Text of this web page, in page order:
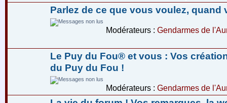
Parlez de ce que vous voulez, quand
Modérateurs : Gendarmes de
Le Puy du Fou® et vous : Vos
du Puy du Fou !
Modérateurs : Gendarmes de